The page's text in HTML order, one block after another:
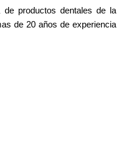
de productos dentales de la
de 20 años de experiencia